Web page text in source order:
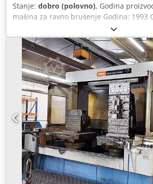
Stanje: dobro (polovno), Godina
mašina za ravno brušenje Godina: 1993
Ahusrf Veličina magnetnog stola:
automatskim pomeranjem po dubini Sa
oblikovanje brusnog točka Rezervoar
sa papirnom trakom Veliki broj brusnih